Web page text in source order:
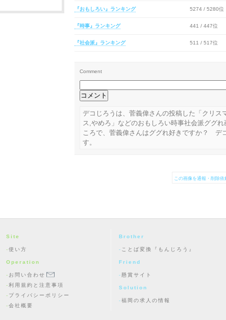
『おもしろい』ランキング 5274 / 5280位
『時事』ランキング 441 / 447位
『社会派』ランキング 511 / 517位
Comment
デコじろうは、菅義偉さんの投稿した「クリス
ス,やめろ」などのおもしろい時事社会派ググ
ころで、菅義偉さんはググれ好きですか？ デ
す。
この画像を通報・削除依
Site
使い方
Operation
お問い合わせ
利用規約と注意事項
プライバシーポリシー
会社概要
Brother
ことば変換『もんじろう』
Friend
懸賞サイト
Solution
福岡の求人の情報